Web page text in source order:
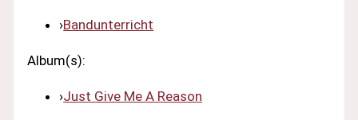
›Bandunterricht
Album(s):
›Just Give Me A Reason